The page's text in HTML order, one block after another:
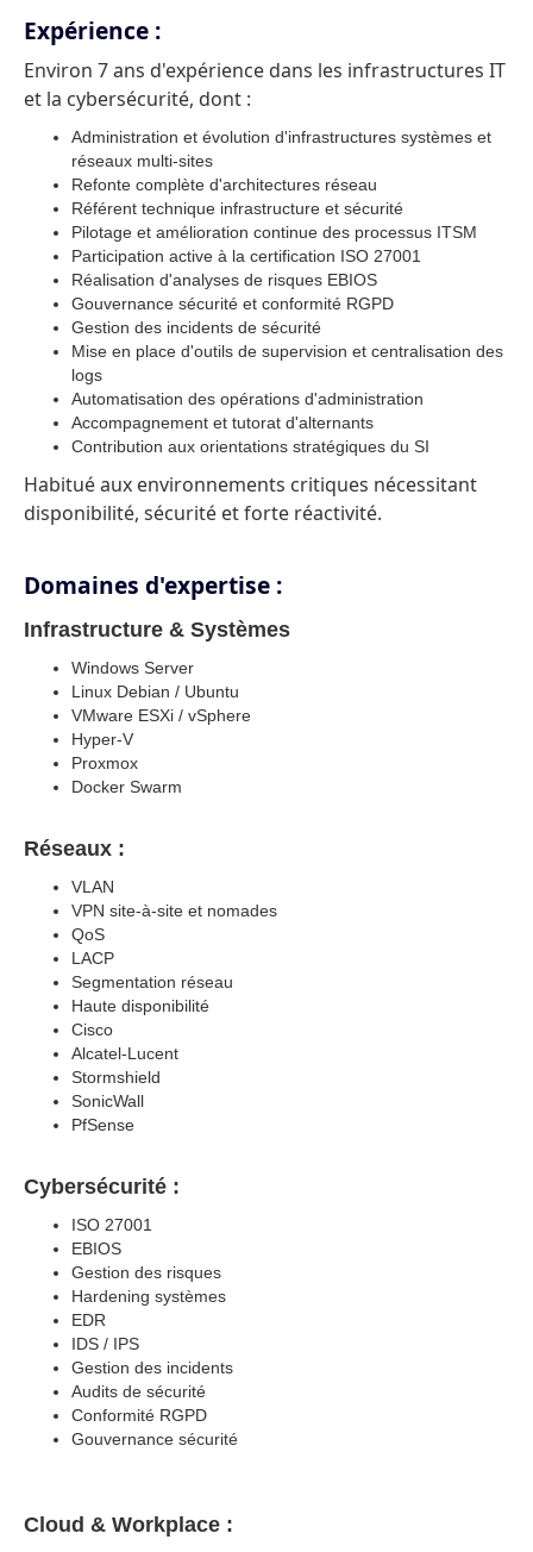
Expérience :
Environ 7 ans d'expérience dans les infrastructures IT
et la cybersécurité, dont :
Administration et évolution d'infrastructures systèmes et
réseaux multi-sites
Refonte complète d'architectures réseau
Référent technique infrastructure et sécurité
Pilotage et amélioration continue des processus ITSM
Participation active à la certification ISO 27001
Réalisation d'analyses de risques EBIOS
Gouvernance sécurité et conformité RGPD
Gestion des incidents de sécurité
Mise en place d'outils de supervision et centralisation des
logs
Automatisation des opérations d'administration
Accompagnement et tutorat d'alternants
Contribution aux orientations stratégiques du SI
Habitué aux environnements critiques nécessitant
disponibilité, sécurité et forte réactivité.
Domaines d'expertise :
Infrastructure & Systèmes
Windows Server
Linux Debian / Ubuntu
VMware ESXi / vSphere
Hyper-V
Proxmox
Docker Swarm
Réseaux :
VLAN
VPN site-à-site et nomades
QoS
LACP
Segmentation réseau
Haute disponibilité
Cisco
Alcatel-Lucent
Stormshield
SonicWall
PfSense
Cybersécurité :
ISO 27001
EBIOS
Gestion des risques
Hardening systèmes
EDR
IDS / IPS
Gestion des incidents
Audits de sécurité
Conformité RGPD
Gouvernance sécurité
Cloud & Workplace :